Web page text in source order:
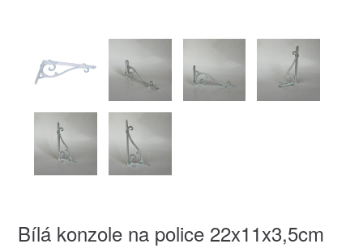
Bílá konzole na police 22x11x3,5cm